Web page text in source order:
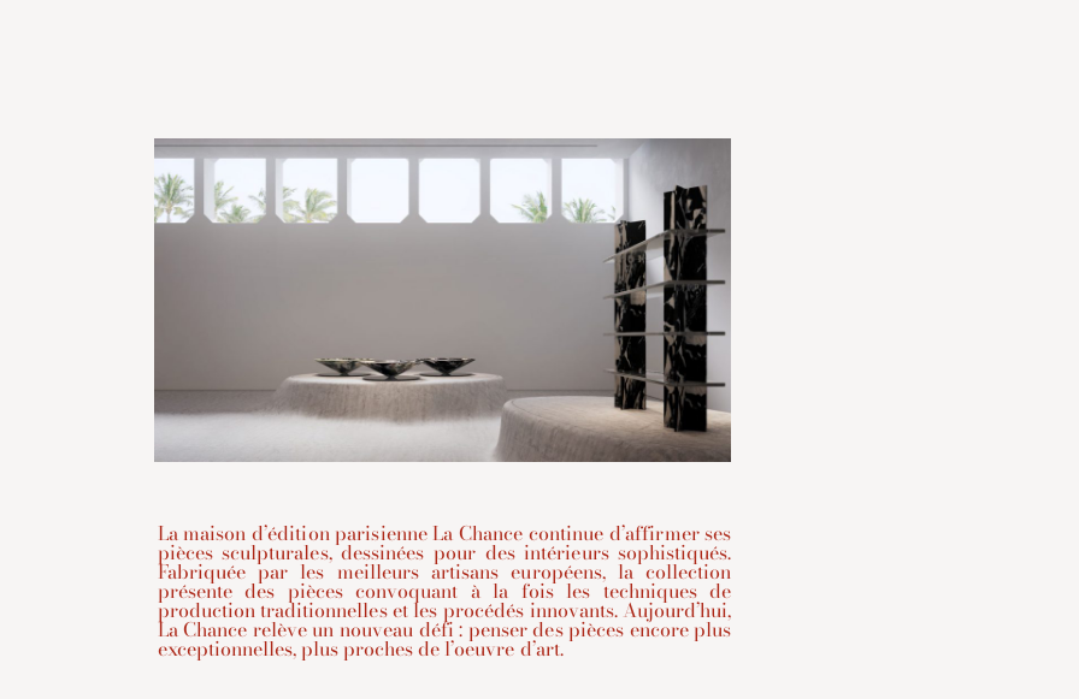
La maison d’édition parisienne La Chance continue d’affirmer ses
pièces sculpturales, dessinées pour des intérieurs sophistiqués.
Fabriquée par les meilleurs artisans européens, la collection
présente des pièces convoquant à la fois les techniques de
production traditionnelles et les procédés innovants. Aujourd’hui,
La Chance relève un nouveau défi : penser des pièces encore plus
exceptionnelles, plus proches de l’oeuvre d’art.